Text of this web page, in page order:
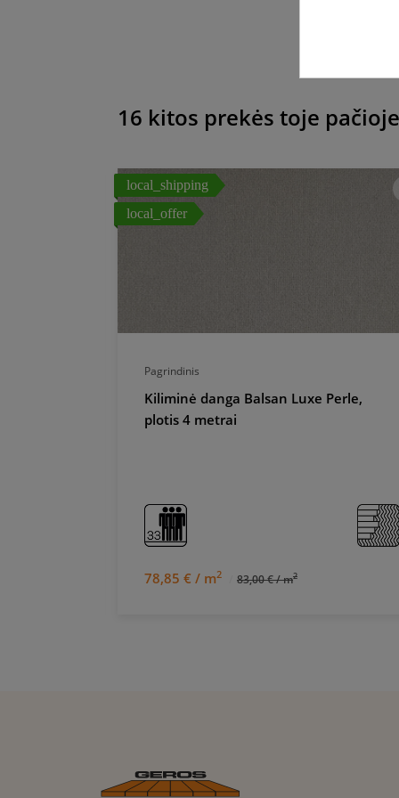
16 kitos prekės toje
Pagrindinis
Kiliminė danga Balsan Luxe Perle,
plotis 4 metrai
78,85 € / m2 83,00 € / m2
local_shipping
local_offer